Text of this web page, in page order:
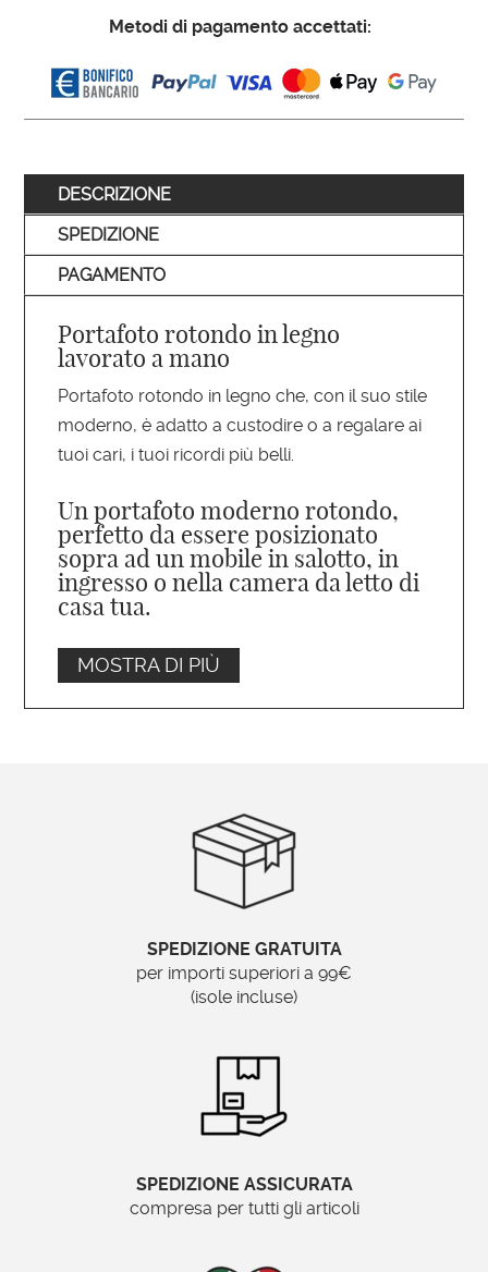
Metodi di pagamento accettati:
DESCRIZIONE
SPEDIZIONE
PAGAMENTO
Portafoto rotondo in legno
lavorato a mano
Portafoto rotondo in legno che, con il suo stile
moderno, è adatto a custodire o a regalare ai
tuoi cari, i tuoi ricordi più belli.
Un portafoto moderno rotondo,
perfetto da essere posizionato
sopra ad un mobile in salotto, in
ingresso o nella camera da letto di
casa tua.
Scegliendo correttamente la finitura,
questo portafoto si abbina con qualsiasi
finitura in foglia argento,
DESCRIZIONE PORTAFOTO
Materiale:
MOSTRA DI PIÙ
SPEDIZIONE GRATUITA
per importi superiori a 99€
(isole incluse)
SPEDIZIONE ASSICURATA
compresa per tutti gli articoli